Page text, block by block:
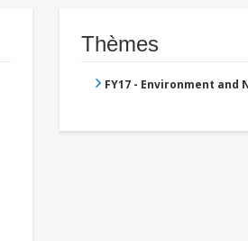
Thèmes
FY17 - Environment